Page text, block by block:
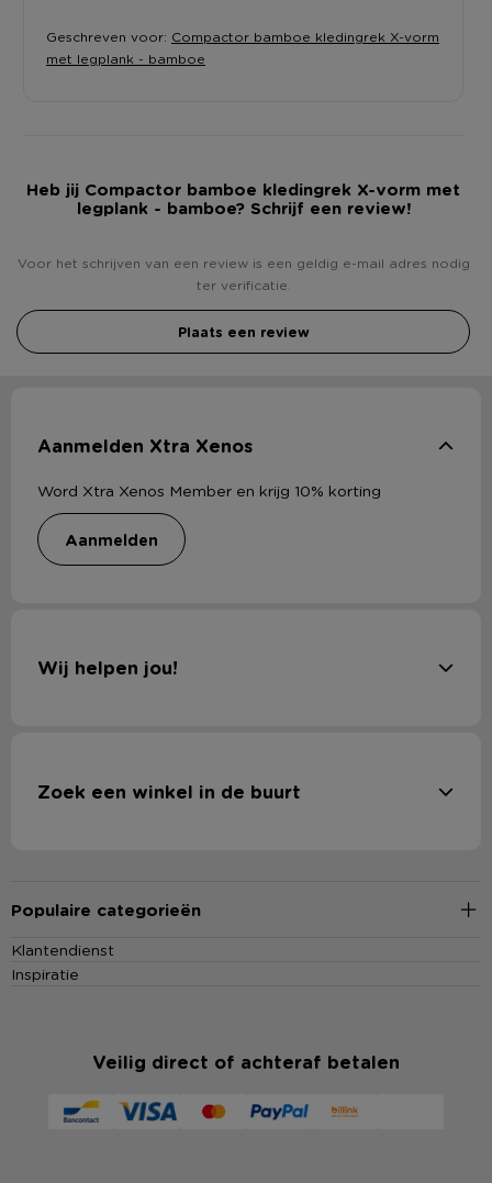
Geschreven voor: Compactor bamboe kledingrek X-vorm
met legplank - bamboe
Heb jij Compactor bamboe kledingrek X-vorm met
legplank - bamboe? Schrijf een review!
Voor het schrijven van een review is een geldig e-mail adres nodig
ter verificatie.
Plaats een review
Aanmelden Xtra Xenos
Word Xtra Xenos Member en krijg 10% korting
aanmelden
Wij helpen jou!
Zoek een winkel in de buurt
Populaire categorieën
Klantendienst
Inspiratie
Veilig direct of achteraf betalen